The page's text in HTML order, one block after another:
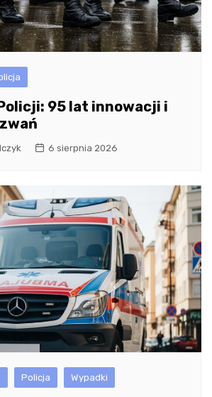
95 lat innowacji i
6 sierpnia 2026
Policja Wypadki